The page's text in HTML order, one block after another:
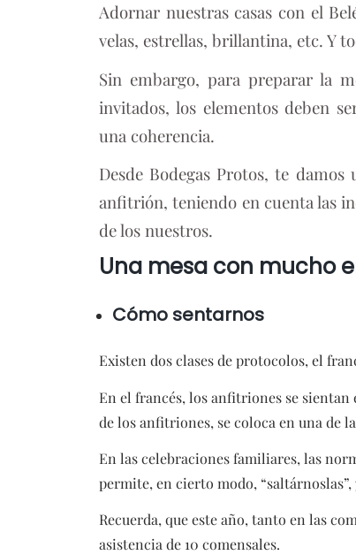
Adornar nuestras casas con el
velas, estrellas, brillantina, etc. Y
Sin embargo, para preparar la
invitados, los elementos deben
una coherencia.
Desde Bodegas Protos, te
anfitrión, teniendo en cuenta las
de los nuestros.
Una mesa con mucho
Cómo sentarnos
Existen dos clases de protocolos, el
En el francés, los anfitriones se sientan
de los anfitriones, se coloca en una de
En las celebraciones familiares, las
permite, en cierto modo,
Recuerda, que este año, tanto en las
asistencia de 10 comensales.